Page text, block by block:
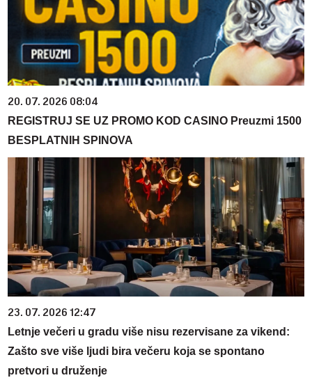
20. 07. 2026 08:04
REGISTRUJ SE UZ PROMO KOD CASINO Preuzmi 1500
BESPLATNIH SPINOVA
23. 07. 2026 12:47
Letnje večeri u gradu više nisu rezervisane za vikend:
Zašto sve više ljudi bira večeru koja se spontano
pretvori u druženje